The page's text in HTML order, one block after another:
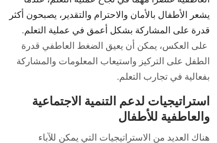
يشعر الأطفال بالأمان والاحترام والتقدير، يصبحون أكثر
قدرة على المشاركة بشكل أعمق في عملية التعلم.
على العكس، يمكن أن يعيق الضغط العاطفي قدرة
الطفل على التركيز واستيعاب المعلومات والمشاركة
بفعالية في تجارب التعلم.
استراتيجيات لدعم التنمية الاجتماعية
والعاطفية للأطفال
هناك العديد من الاستراتيجيات التي يمكن للآباء